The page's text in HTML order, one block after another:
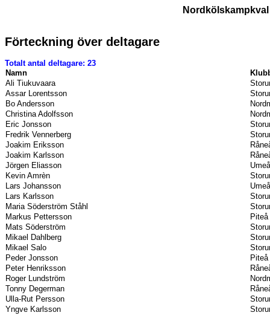
Förteckning över deltagare
Totalt antal deltagare: 23
Namn
Ali Tiukuvaara
Assar Lorentsson
Bo Andersson
Christina Adolfsson
Eric Jonsson
Fredrik Vennerberg
Joakim Eriksson
Joakim Karlsson
Jörgen Eliasson
Kevin Amrèn
Lars Johansson
Lars Karlsson
Maria Söderström Ståhl
Markus Pettersson
Mats Söderström
Mikael Dahlberg
Mikael Salo
Peder Jonsson
Peter Henriksson
Roger Lundström
Tonny Degerman
Ulla-Rut Persson
Yngve Karlsson